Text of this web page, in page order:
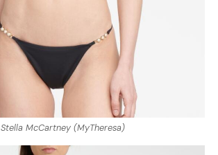
Stella McCartney (MyTheresa)